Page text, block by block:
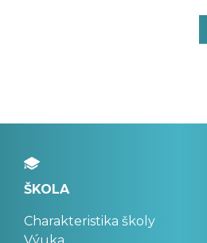
ŠKOLA
Charakteristika školy